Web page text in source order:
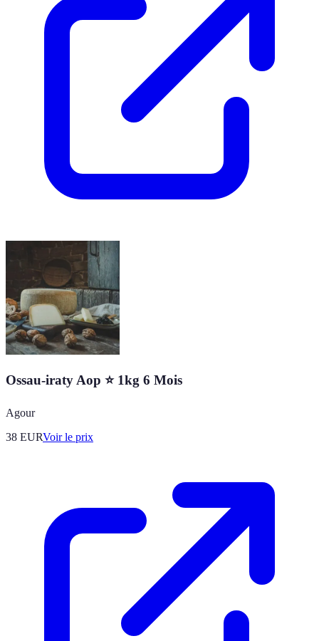
Ossau-iraty Aop ⭐ 1kg 6 Mois
Agour
38 EURVoir le prix